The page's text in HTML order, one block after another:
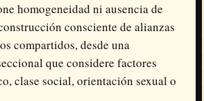
homogeneidad ni ausencia de
consciente de alianzas
compartidos, desde una
que considere factores
clase social, orientación sexual o